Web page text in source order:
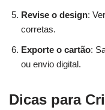
Revise o design:
corretas.
Exporte o cartão:
ou envio digital.
Dicas para